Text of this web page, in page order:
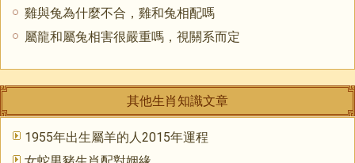
雞與兔為什麼不合，雞和兔相配嗎
屬龍和屬兔相害很嚴重嗎，視關系而定
其他生肖知識文章
1955年出生屬羊的人2015年運程